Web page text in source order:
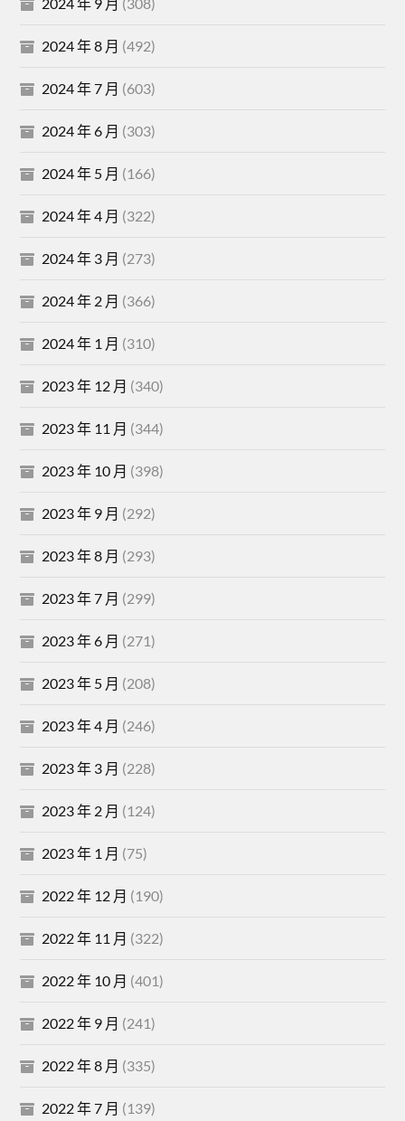
2024 年 8 月 (492)
2024 年 7 月 (603)
2024 年 6 月 (303)
2024 年 5 月 (166)
2024 年 4 月 (322)
2024 年 3 月 (273)
2024 年 2 月 (366)
2024 年 1 月 (310)
2023 年 12 月 (340)
2023 年 11 月 (344)
2023 年 10 月 (398)
2023 年 9 月 (292)
2023 年 8 月 (293)
2023 年 7 月 (299)
2023 年 6 月 (271)
2023 年 5 月 (208)
2023 年 4 月 (246)
2023 年 3 月 (228)
2023 年 2 月 (124)
2023 年 1 月 (75)
2022 年 12 月 (190)
2022 年 11 月 (322)
2022 年 10 月 (401)
2022 年 9 月 (241)
2022 年 8 月 (335)
2022 年 7 月 (139)